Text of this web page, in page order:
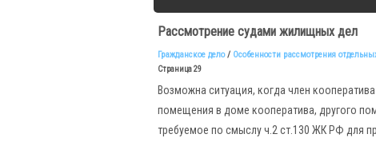
Рассмотрение судами жилищных дел
Гражданское дело/ Особенности рассмотрения
Страница 29
Возможна ситуация, когда член
помещения в доме кооператива, другого
требуемое по смыслу ч.2 ст.130 ЖК РФ для